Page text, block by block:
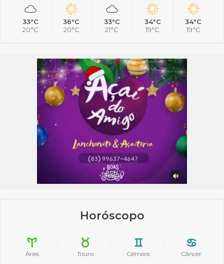
33°C
20°C
36°C
20°C
33°C
21°C
34°C
19°C
34°C
19°C
Horóscopo
Áries Touro Gêmeos Câncer